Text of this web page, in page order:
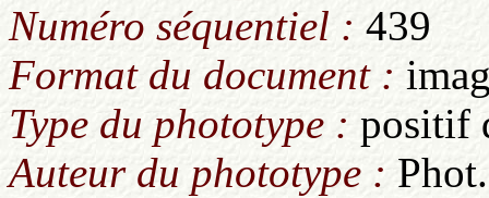
Numéro séquentiel : 439
Format du document :
Type du phototype : positif
Auteur du phototype :